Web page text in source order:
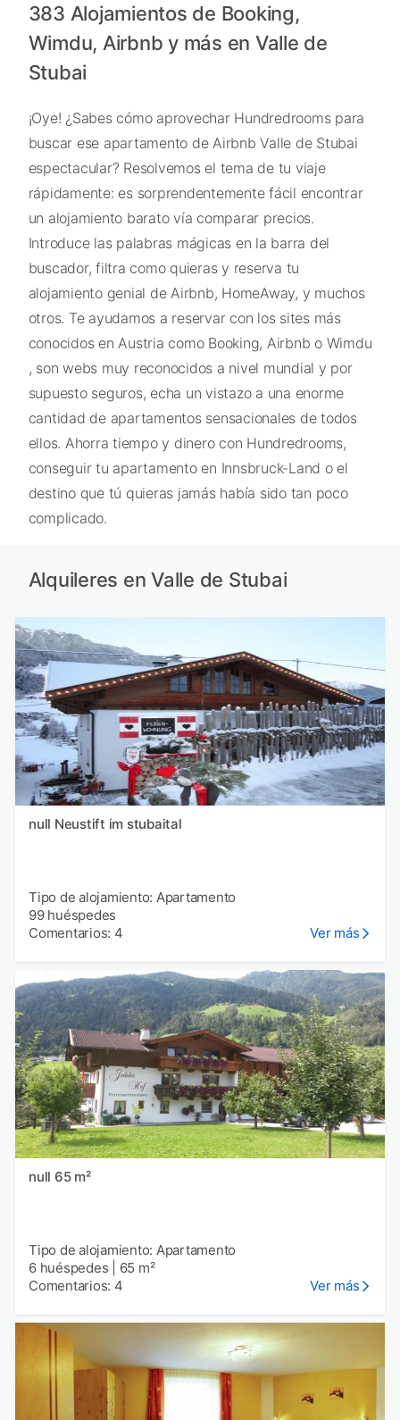
383 Alojamientos de Booking,
Wimdu, Airbnb y más en Valle de
Stubai
¡Oye! ¿Sabes cómo aprovechar Hundredrooms para
buscar ese apartamento de Airbnb Valle de Stubai
espectacular? Resolvemos el tema de tu viaje
rápidamente: es sorprendentemente fácil encontrar
un alojamiento barato vía comparar precios.
Introduce las palabras mágicas en la barra del
buscador, filtra como quieras y reserva tu
alojamiento genial de Airbnb, HomeAway, y muchos
otros. Te ayudamos a reservar con los sites más
conocidos en Austria como Booking, Airbnb o Wimdu
, son webs muy reconocidos a nivel mundial y por
supuesto seguros, echa un vistazo a una enorme
cantidad de apartamentos sensacionales de todos
ellos. Ahorra tiempo y dinero con Hundredrooms,
conseguir tu apartamento en Innsbruck-Land o el
destino que tú quieras jamás había sido tan poco
complicado.
Alquileres en Valle de Stubai
null Neustift im stubaital
Tipo de alojamiento: Apartamento
99 huéspedes
Comentarios: 4
Ver más
null 65 m²
Tipo de alojamiento: Apartamento
6 huéspedes
65 m²
Comentarios: 4
Ver más